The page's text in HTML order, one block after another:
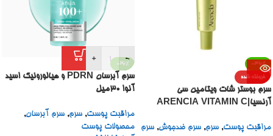
-36%
فروخته شده
سرم بوستر شات ویتامین سی
آرنسیا|ARENCIA VITAMIN C
مراقبت پوست, سرم, سرم ضدجوش, سرم
-26%
-
+
سرم آبرسان PDRN و هیالورونیک اسید
آنوا 30میل
مراقبت پوست, سرم, سرم آبرسان,
محصولات پوست